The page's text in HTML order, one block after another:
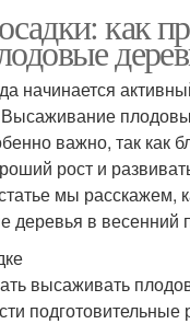
как
начинается
Высаживание
важно, так как
рост и
мы расскажем,
деревья в весенний
высаживать
подготовительные